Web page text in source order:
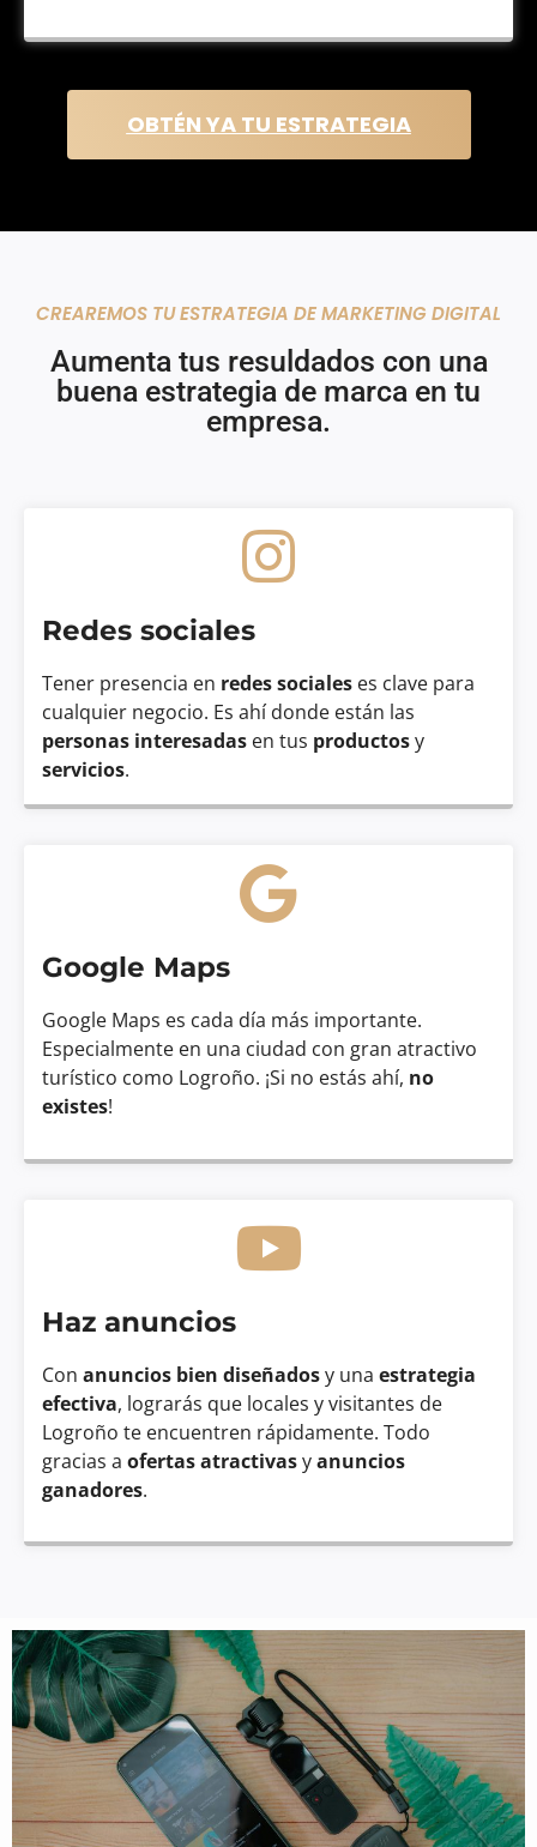
OBTÉN YA TU ESTRATEGIA
CREAREMOS TU ESTRATEGIA DE MARKETING DIGITAL
Aumenta tus resuldados con una
buena estrategia de marca en tu
empresa.
Redes sociales
Tener presencia en redes sociales es clave para
cualquier negocio. Es ahí donde están las
personas interesadas en tus productosy
servicios.
Google Maps
Google Maps es cada día más importante.
Especialmente en una ciudad con gran atractivo
turístico como Logroño. ¡Si no estás ahí, no
existes!
Haz anuncios
Con anuncios bien diseñadosy una estrategia
efectiva, lograrás que locales y visitantes de
Logroño te encuentren rápidamente. Todo
gracias a ofertas atractivasyanuncios
ganadores.